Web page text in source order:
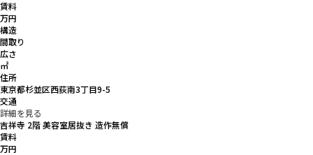
賃料
万円
構造
間取り
広さ
㎡
住所
東京都杉並区西荻南3丁目9-5
交通
詳細を見る
吉祥寺 2階 美容室居抜き 造作無償
賃料
万円